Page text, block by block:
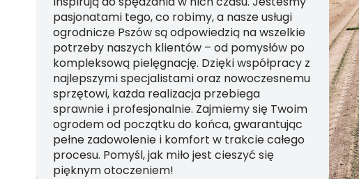
pasjonatami tego, co robimy, a nasze usługi
ogrodnicze Pszów są odpowiedzią na wszelkie
potrzeby naszych klientów – od pomysłów po
kompleksową pielęgnację. Dzięki współpracy z
najlepszymi specjalistami oraz nowoczesnemu
sprzętowi, każda realizacja przebiega
sprawnie i profesjonalnie. Zajmiemy się Twoim
ogrodem od początku do końca, gwarantując
pełne zadowolenie i komfort w trakcie całego
procesu. Pomyśl, jak miło jest cieszyć się
pięknym otoczeniem!